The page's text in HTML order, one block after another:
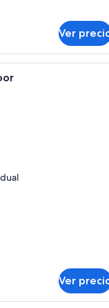
Ver
de hotel moderna
Ver